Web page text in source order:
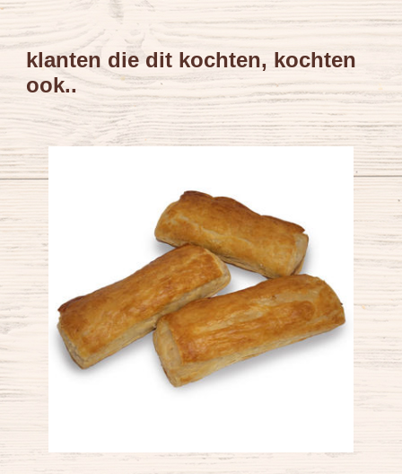
klanten die dit kochten, kochten
ook..